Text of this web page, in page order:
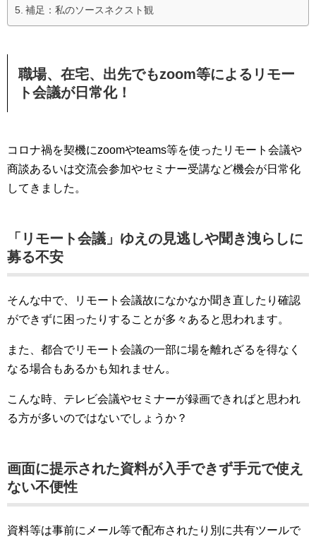
補足：私のソースネクスト観
職場、在宅、出先でもzoom等によるリモー
ト会議が日常化！
コロナ禍を契機にzoomやteams等を使ったリモート会議や
商談あるいは交流会参加やセミナー受講など機会が日常化
してきました。
「リモート会議」ゆえの見逃しや聞き洩らしに
募る不安
そんな中で、リモート会議故になかなか聞き直したり確認
ができずに困ったりすることが多々あると思われます。
また、都合でリモート会議の一部に場を離れざるを得なく
なる場合もあるかも知れません。
こんな時、テレビ会議やセミナーが録画できればと思われ
る方が多いのではないでしょうか？
画面に提示された資料が入手できず手元で使え
ない不便性
資料等は事前にメール等で配布されたり別に共有ツールで